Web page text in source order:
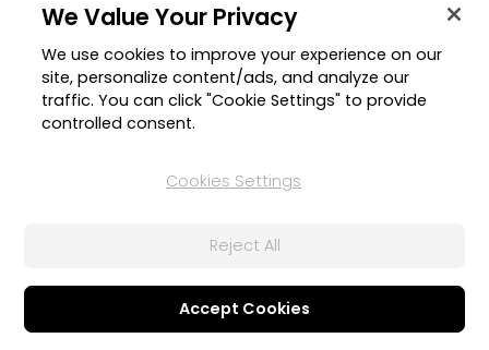
Paquete de Títulos YouTuber: Inglés
We Value Your Privacy
We use cookies to improve your experience on our
site, personalize content/ads, and analyze our
traffic. You can click "Cookie Settings" to provide
controlled consent.
Cookies Settings
Reject All
Accept Cookies